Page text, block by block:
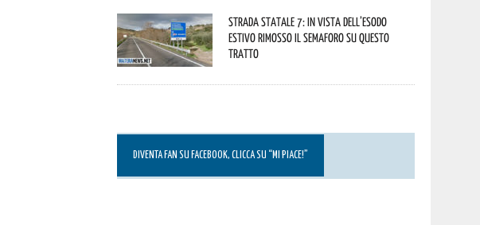
Strada statale 7: in vista dell’esodo
estivo rimosso il semaforo su questo
tratto
DIVENTA FAN SU FACEBOOK, CLICCA SU “MI PIACE!”